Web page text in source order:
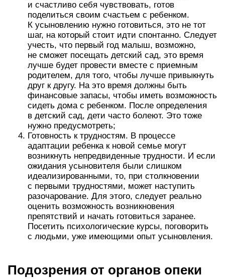
и счастливо себя чувствовать, готов
поделиться своим счастьем с ребенком.
К усыновлению нужно готовиться, это не тот
шаг, на который стоит идти спонтанно. Следует
учесть, что первый год малыш, возможно,
не сможет посещать детский сад, это время
лучше будет провести вместе с приемным
родителем, для того, чтобы лучше привыкнуть
друг к другу. На это время должны быть
финансовые запасы, чтобы иметь возможность
сидеть дома с ребенком. После определения
в детский сад, дети часто болеют. Это тоже
нужно предусмотреть;
Готовность к трудностям. В процессе
адаптации ребенка к новой семье могут
возникнуть непредвиденные трудности. И если
ожидания усыновителя были слишком
идеализированными, то, при столкновении
с первыми трудностями, может наступить
разочарование. Для этого, следует реально
оценить возможность возникновения
препятствий и начать готовиться заранее.
Посетить психологические курсы, поговорить
с людьми, уже имеющими опыт усыновления.
Подозрения от органов опеки